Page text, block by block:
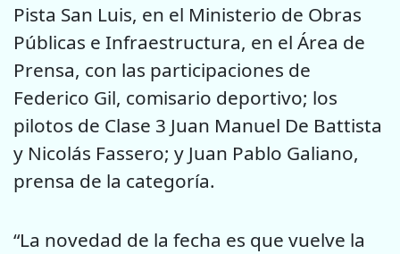
Pista San Luis, en el Ministerio de Obras
Públicas e Infraestructura, en el Área de
Prensa, con las participaciones de
Federico Gil, comisario deportivo; los
pilotos de Clase 3 Juan Manuel De Battista
y Nicolás Fassero; y Juan Pablo Galiano,
prensa de la categoría.
“La novedad de la fecha es que vuelve la